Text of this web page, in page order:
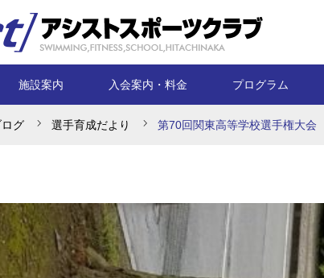
施設案内 入会案内・料金 プログラム
グ 選手育成だより 第70回関東高等学校選手権大会